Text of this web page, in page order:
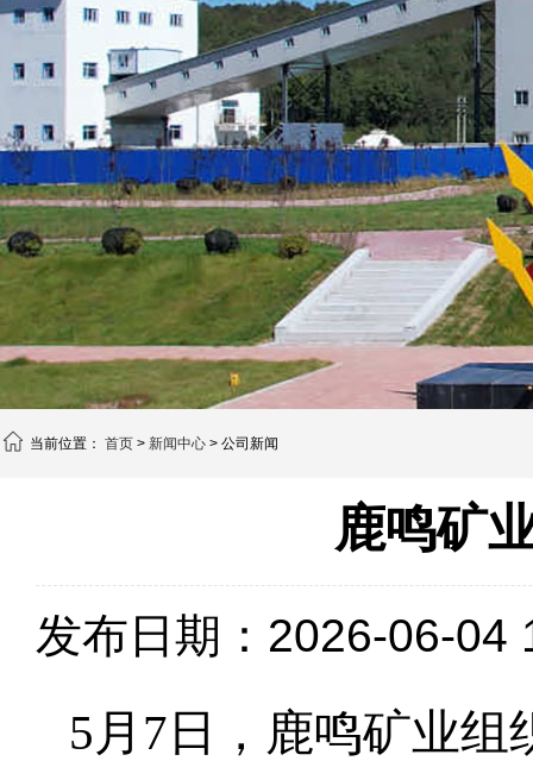
当前位置： 首页 > 新闻中心 > 公司新闻
鹿鸣矿
发布日期：2026-06-04
5 月7日，鹿鸣矿业